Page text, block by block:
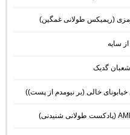
سایه
شعبان گدیک
خالی (بر نیومدم از پست))